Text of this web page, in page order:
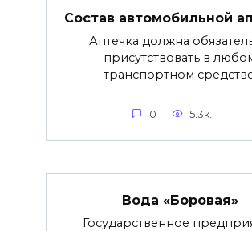
Состав автомобильной
Аптечка должна
присутствовать в
транспортном
0 5.3к.
Вода «Боровая»
Государственное